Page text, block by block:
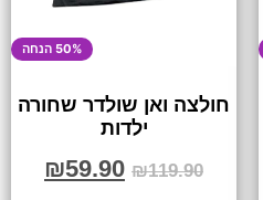
50% הנחה
חולצה ואן שולדר שחורה
ילדות
₪119.90
₪59.90